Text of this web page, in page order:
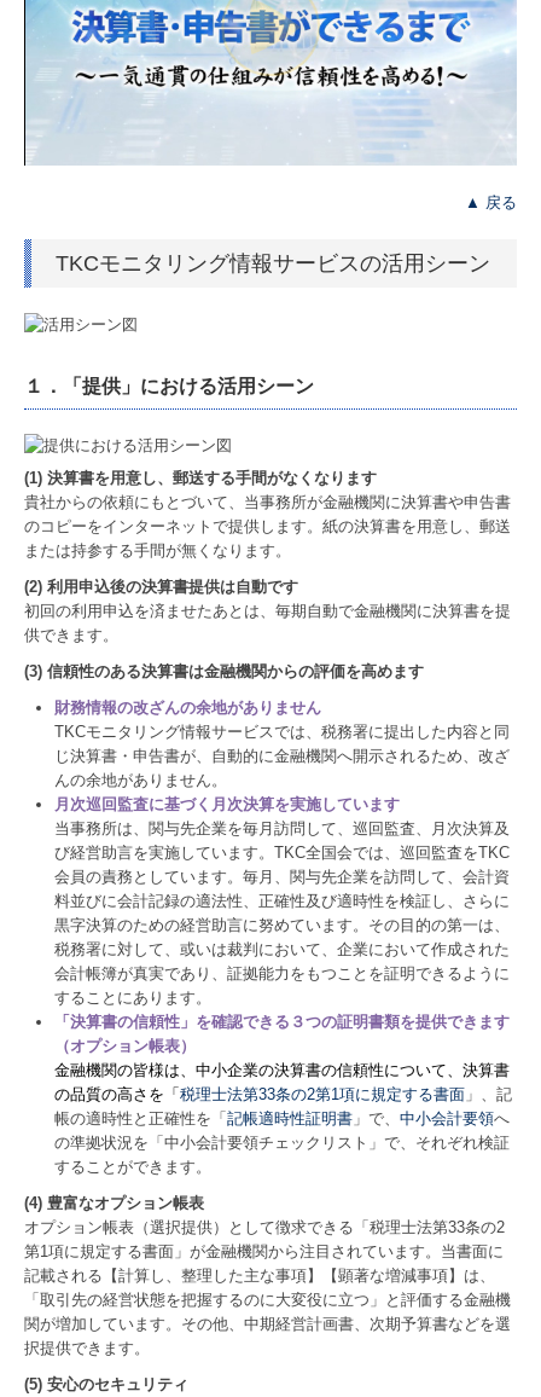
▲ 戻る
TKCモニタリング情報サービスの活用シーン
１．「提供」における活用シーン
(1) 決算書を用意し、郵送する手間がなくなります
貴社からの依頼にもとづいて、当事務所が金融機関に決算書や申告書
のコピーをインターネットで提供します。紙の決算書を用意し、郵送
または持参する手間が無くなります。
(2) 利用申込後の決算書提供は自動です
初回の利用申込を済ませたあとは、毎期自動で金融機関に決算書を提
供できます。
(3) 信頼性のある決算書は金融機関からの評価を高めます
財務情報の改ざんの余地がありません
TKCモニタリング情報サービスでは、税務署に提出した内容と同
じ決算書・申告書が、自動的に金融機関へ開示されるため、改ざ
んの余地がありません。
月次巡回監査に基づく月次決算を実施しています
当事務所は、関与先企業を毎月訪問して、巡回監査、月次決算及
び経営助言を実施しています。TKC全国会では、巡回監査をTKC
会員の責務としています。毎月、関与先企業を訪問して、会計資
料並びに会計記録の適法性、正確性及び適時性を検証し、さらに
黒字決算のための経営助言に努めています。その目的の第一は、
税務署に対して、或いは裁判において、企業において作成された
会計帳簿が真実であり、証拠能力をもつことを証明できるように
することにあります。
「決算書の信頼性」を確認できる３つの証明書類を提供できます
（オプション帳表）
金融機関の皆様は、中小企業の決算書の信頼性について、決算書
の品質の高さを「税理士法第33条の2第1項に規定する書面 」、記
帳の適時性と正確性を「記帳適時性証明書 」で、 中小会計要領へ
の準拠状況を「中小会計要領チェックリスト」で、それぞれ検証
することができます。
(4) 豊富なオプション帳表
オプション帳表（選択提供）として徴求できる「税理士法第33条の2
第1項に規定する書面」が金融機関から注目されています。当書面に
記載される【計算し、整理した主な事項】【顕著な増減事項】は、
「取引先の経営状態を把握するのに大変役に立つ」と評価する金融機
関が増加しています。その他、中期経営計画書、次期予算書などを選
択提供できます。
(5) 安心のセキュリティ